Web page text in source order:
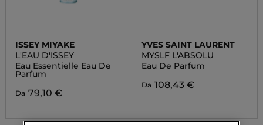
ISSEY MIYAKE
L'EAU D'ISSEY
Eau Essentielle Eau De
Parfum
Da 79,10 €
YVES SAINT LAURENT
MYSLF L'ABSOLU
Eau De Parfum
Da 108,43 €